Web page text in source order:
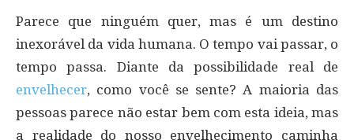
Parece que ninguém quer, mas é um destino
inexorável da vida humana. O tempo vai passar, o
tempo passa. Diante da possibilidade real de
envelhecer, como você se sente? A maioria das
pessoas parece não estar bem com esta ideia, mas
a realidade do nosso envelhecimento caminha